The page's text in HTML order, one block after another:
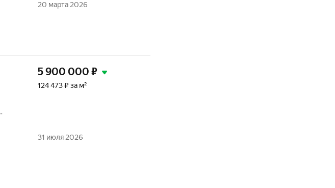
20 марта 2026
5 900 000 ₽
124 473 ₽ за м²
31 июля 2026